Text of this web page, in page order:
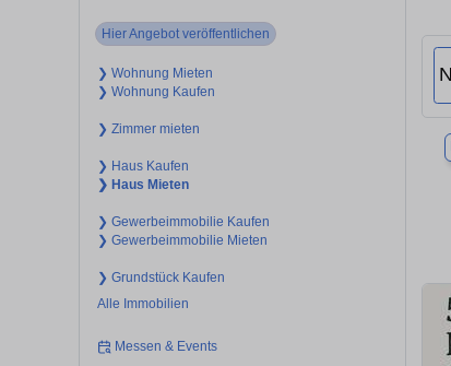
Hier Angebot veröffentlichen
❯ Wohnung Mieten
❯ Wohnung Kaufen
❯ Zimmer mieten
❯ Haus Kaufen
❯ Haus Mieten
❯ Gewerbeimmobilie Kaufen
❯ Gewerbeimmobilie Mieten
❯ Grundstück Kaufen
Alle Immobilien
Messen & Events